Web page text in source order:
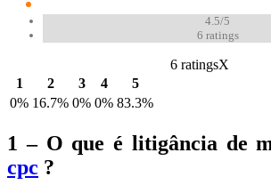
4.5/5
6 ratings
6 ratingsX
1
2 3 4
5
0% 16.7% 0% 0% 83.3%
1 – O que é litigância de
cpc ?